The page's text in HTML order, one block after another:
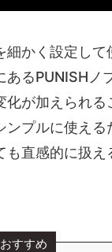
細かく設定して
あるPUNISHノ
化が加えられる
ンプルに使える
も直感的に扱え
すすめ